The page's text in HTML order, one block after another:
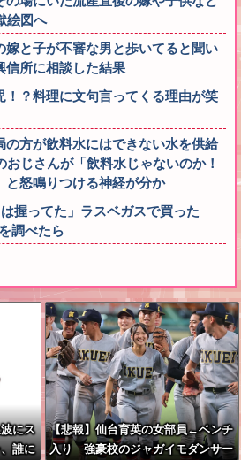
絵図へ
嫁と子が不審な男と歩いてると聞い
信所に相談した結果
！？料理に文句言ってくる理由が笑
の方が飲料水にはできない水を供給
おじさんが「飲料水じゃないのか！
と怒鳴りつける神経が分か
握ってた」ラスベガスで買った
調べたら
にス
誰に
【悲報】仙台育英の女部員←ベンチ
入り 強豪校のジャガイモダンサー